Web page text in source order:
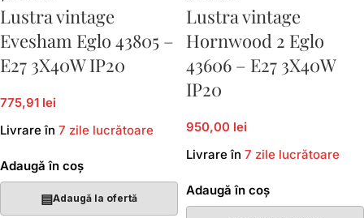
Lustra vintage
Evesham Eglo 43805 –
E27 3X40W IP20
775,91 lei
Livrare în 7 zile lucrătoare
Adaugă în coș
▤Adaugă la ofertă
Lustra vintage
Hornwood 2 Eglo
43606 – E27 3X40W
IP20
950,00 lei
Livrare în 7 zile lucrătoare
Adaugă în coș